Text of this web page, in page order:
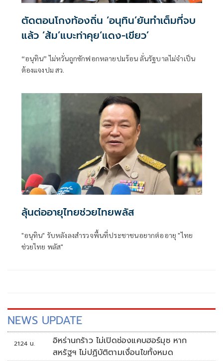
ตัดตอนโกงท้องถิ่น ‘อนุทิน’ยันทำเต็มที่จบ
แล้ว ‘ส้ม’แบะท่าคุย‘แดง-เขียว’
“อนุทิน” ไม่หวั่นถูกซักฟอกหลายปมร้อน ลั่นรัฐบาลไม่จำเป็น
ต้องแจงปม สว.
ลุ้นต่ออายุไทยช่วยไทยพลัส
"อนุทิน" รับหลังลงสำรวจพื้นที่ประชาชนอยากต่ออายุ "ไทย
ช่วยไทย พลัส"
NEWS UPDATE
21:24 น.
อิหร่านกร้าว ไม่เปิดช่องแคบฮอร์มุซ หาก
สหรัฐฯ ไม่ปฏิบัติตามเงื่อนไขทั้งหมด